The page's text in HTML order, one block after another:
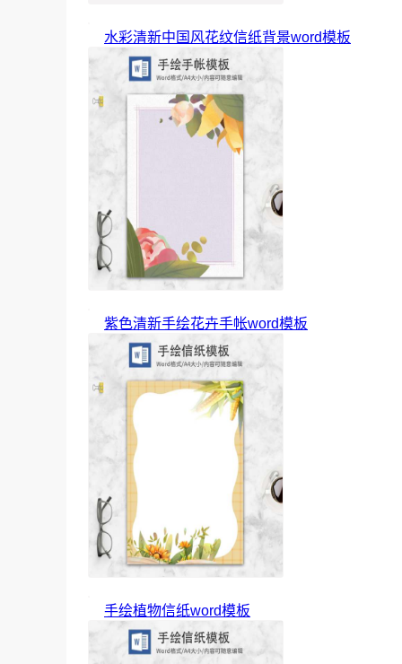
水彩清新中国风花纹信纸背景word模板
紫色清新手绘花卉手帐word模板
手绘植物信纸word模板